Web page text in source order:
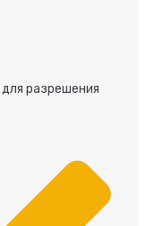
разрешения